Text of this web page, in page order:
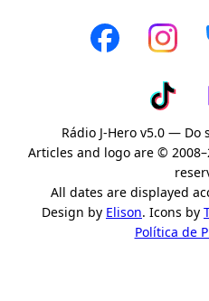
Rádio J-Hero v5.0 — Do
Articles and logo are ©
All dates are displayed
Design by Elison. Icons by
Política de